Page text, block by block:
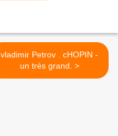
vladimir Petrov . cHOPIN -
un très grand. >